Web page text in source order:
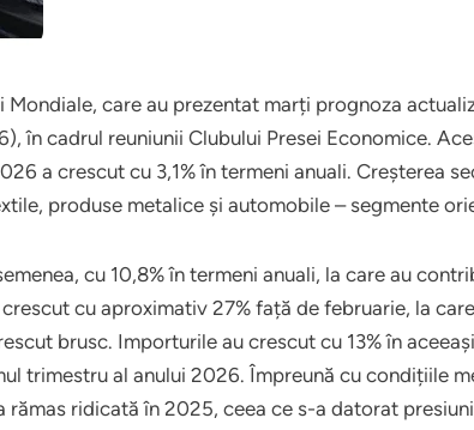
care au prezentat marți prognoza
în cadrul reuniunii Clubului Presei Economice.
a crescut cu 3,1% în termeni anuali. Creșterea
produse metalice și automobile – segmente
cu 10,8% în termeni anuali, la care au
cu aproximativ 27% față de februarie, la
brusc. Importurile au crescut cu 13% în
trimestru al anului 2026. Împreună cu condițiile
rămas ridicată în 2025, ceea ce s-a datorat